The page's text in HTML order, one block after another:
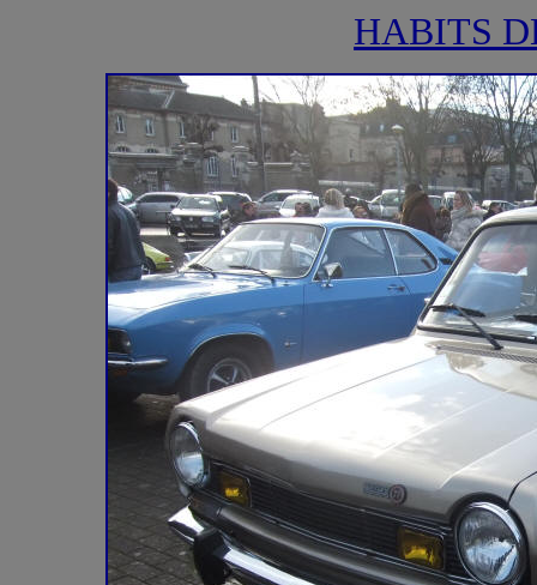
HABITS